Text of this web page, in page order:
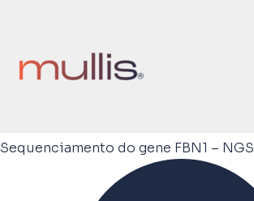
Sequenciamento do gene FBN1 – NGS